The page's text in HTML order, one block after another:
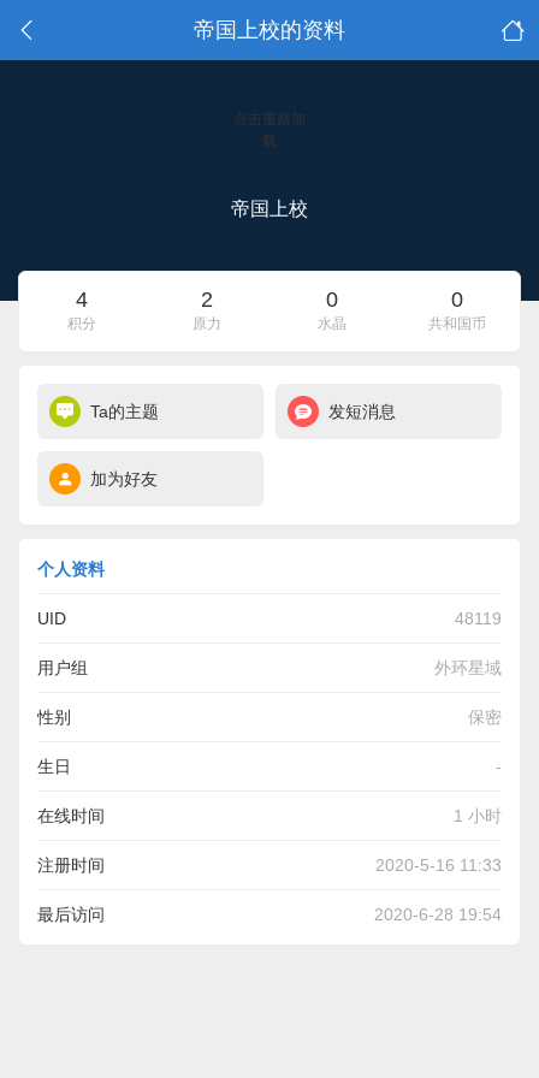
帝国上校的资料
点击重新加
载
帝国上校
4
积分
2
原力
0
水晶
0
共和国币
Ta的主题 发短消息
加为好友
个人资料
UID 48119
用户组 外环星域
性别 保密
生日 -
在线时间 1 小时
注册时间 2020-5-16 11:33
最后访问 2020-6-28 19:54